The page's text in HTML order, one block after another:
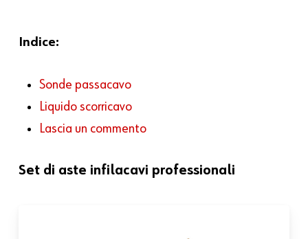
Indice:
Sonde passacavo
Liquido scorricavo
Lascia un commento
Set di aste infilacavi professionali